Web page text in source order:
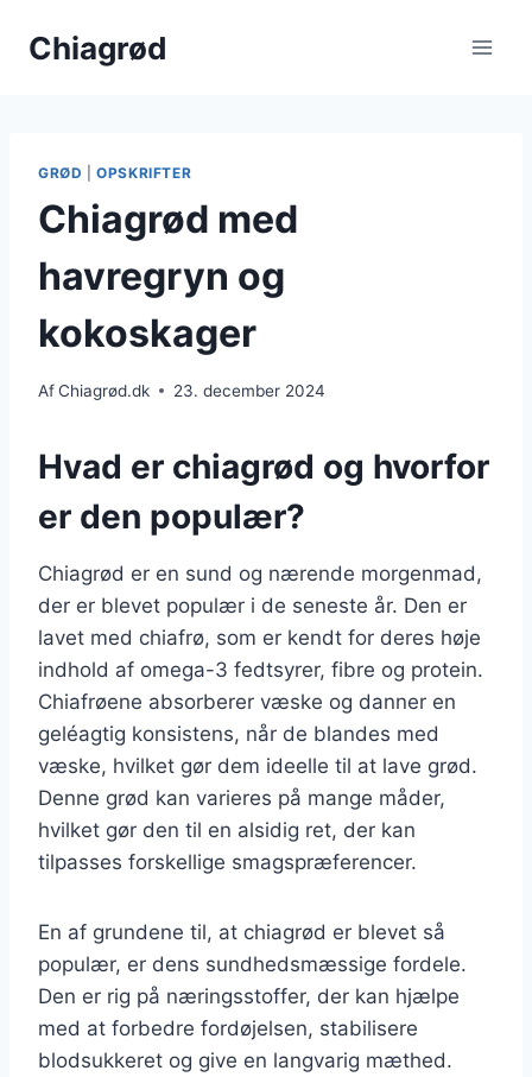
Chiagrød
GRØD |OPSKRIFTER
Chiagrød med
havregryn og
kokoskager
AfChiagrød.dk 23. december 2024
Hvad er chiagrød og hvorfor
er den populær?
Chiagrød er en sund og nærende morgenmad,
der er blevet populær i de seneste år. Den er
lavet med chiafrø, som er kendt for deres høje
indhold af omega-3 fedtsyrer, fibre og protein.
Chiafrøene absorberer væske og danner en
geléagtig konsistens, når de blandes med
væske, hvilket gør dem ideelle til at lave grød.
Denne grød kan varieres på mange måder,
hvilket gør den til en alsidig ret, der kan
tilpasses forskellige smagspræferencer.
En af grundene til, at chiagrød er blevet så
populær, er dens sundhedsmæssige fordele.
Den er rig på næringsstoffer, der kan hjælpe
med at forbedre fordøjelsen, stabilisere
blodsukkeret og give en langvarig mæthed.